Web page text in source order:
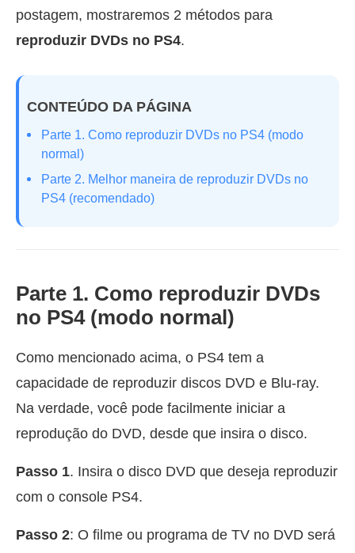
postagem, mostraremos 2 métodos para
reproduzir DVDs no PS4.
CONTEÚDO DA PÁGINA
Parte 1. Como reproduzir DVDs no PS4 (modo
normal)
Parte 2. Melhor maneira de reproduzir DVDs no
PS4 (recomendado)
Parte 1. Como reproduzir DVDs
no PS4 (modo normal)
Como mencionado acima, o PS4 tem a
capacidade de reproduzir discos DVD e Blu-ray.
Na verdade, você pode facilmente iniciar a
reprodução do DVD, desde que insira o disco.
Passo 1. Insira o disco DVD que deseja reproduzir
com o console PS4.
Passo 2: O filme ou programa de TV no DVD será